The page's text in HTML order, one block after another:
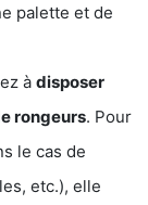
palette et de
à disposer
rongeurs. Pour
le cas de
etc.), elle